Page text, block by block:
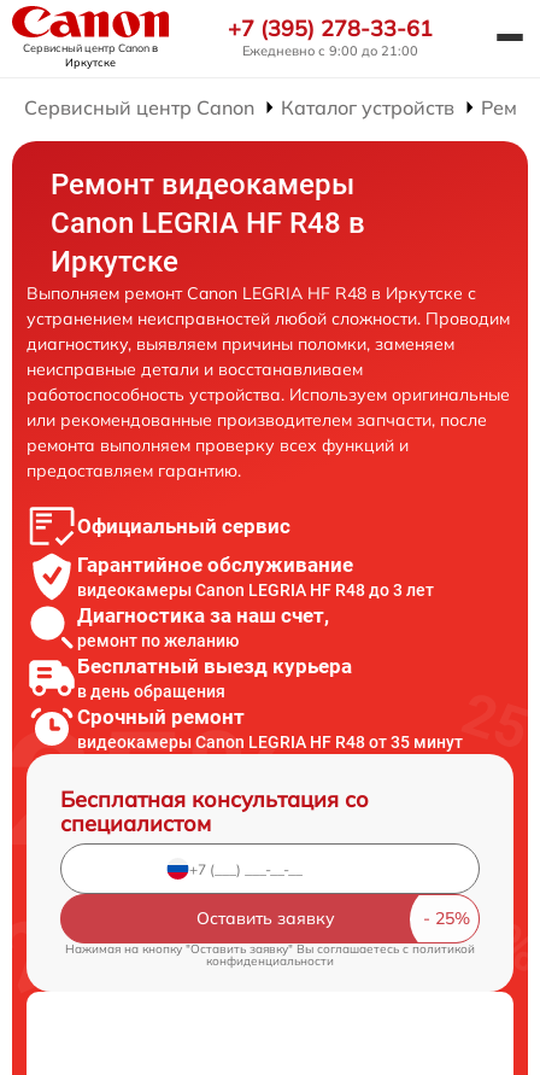
Сервисный центр Canonв
Иркутске
+7 (395) 278-33-61
Ежедневно с 9:00 до 21:00
Сервисный центр Canon Каталог устройств
Ремонт видеокамеры
Canon LEGRIA HF R48 в
Иркутске
Выполняем ремонт Canon LEGRIA HF R48 в Иркутске с
устранением неисправностей любой сложности. Проводим
диагностику, выявляем причины поломки, заменяем
неисправные детали и восстанавливаем
работоспособность устройства. Используем оригинальные
или рекомендованные производителем запчасти, после
ремонта выполняем проверку всех функций и
предоставляем гарантию.
Официальный сервис
Гарантийное обслуживание
видеокамеры Canon LEGRIA HF R48 до 3 лет
Диагностика за наш счет,
ремонт по желанию
Бесплатный выезд курьера
в день обращения
Срочный ремонт
видеокамеры Canon LEGRIA HF R48 от 35 минут
Бесплатная консультация со
специалистом
Оставить заявку
Нажимая на кнопку "Оставить заявку" Вы соглашаетесь cполитикой
конфиденциальности